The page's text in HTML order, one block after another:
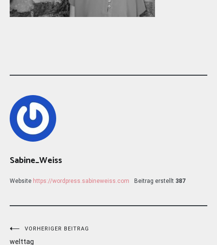
Sabine_Weiss
Website https://wordpress.sabineweiss.com Beitrag erstellt 387
Beitragsnavigation
VORHERIGER BEITRAG
welttag